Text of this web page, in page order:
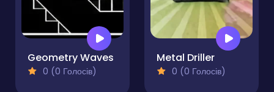
Geometry Waves
0 (0 Голосів)
Metal Driller
0 (0 Голосів)